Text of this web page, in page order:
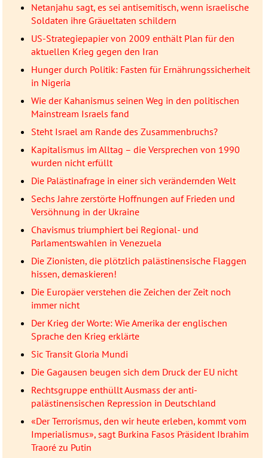
Netanjahu sagt, es sei antisemitisch, wenn israelische
Soldaten ihre Gräueltaten schildern
US-Strategiepapier von 2009 enthält Plan für den
aktuellen Krieg gegen den Iran
Hunger durch Politik: Fasten für Ernährungssicherheit
in Nigeria
Wie der Kahanismus seinen Weg in den politischen
Mainstream Israels fand
Steht Israel am Rande des Zusammenbruchs?
Kapitalismus im Alltag – die Versprechen von 1990
wurden nicht erfüllt
Die Palästinafrage in einer sich verändernden Welt
Sechs Jahre zerstörte Hoffnungen auf Frieden und
Versöhnung in der Ukraine
Chavismus triumphiert bei Regional- und
Parlamentswahlen in Venezuela
Die Zionisten, die plötzlich palästinensische Flaggen
hissen, demaskieren!
Die Europäer verstehen die Zeichen der Zeit noch
immer nicht
Der Krieg der Worte: Wie Amerika der englischen
Sprache den Krieg erklärte
Sic Transit Gloria Mundi
Die Gagausen beugen sich dem Druck der EU nicht
Rechtsgruppe enthüllt Ausmass der anti-
palästinensischen Repression in Deutschland
«Der Terrorismus, den wir heute erleben, kommt vom
Imperialismus», sagt Burkina Fasos Präsident Ibrahim
Traoré zu Putin